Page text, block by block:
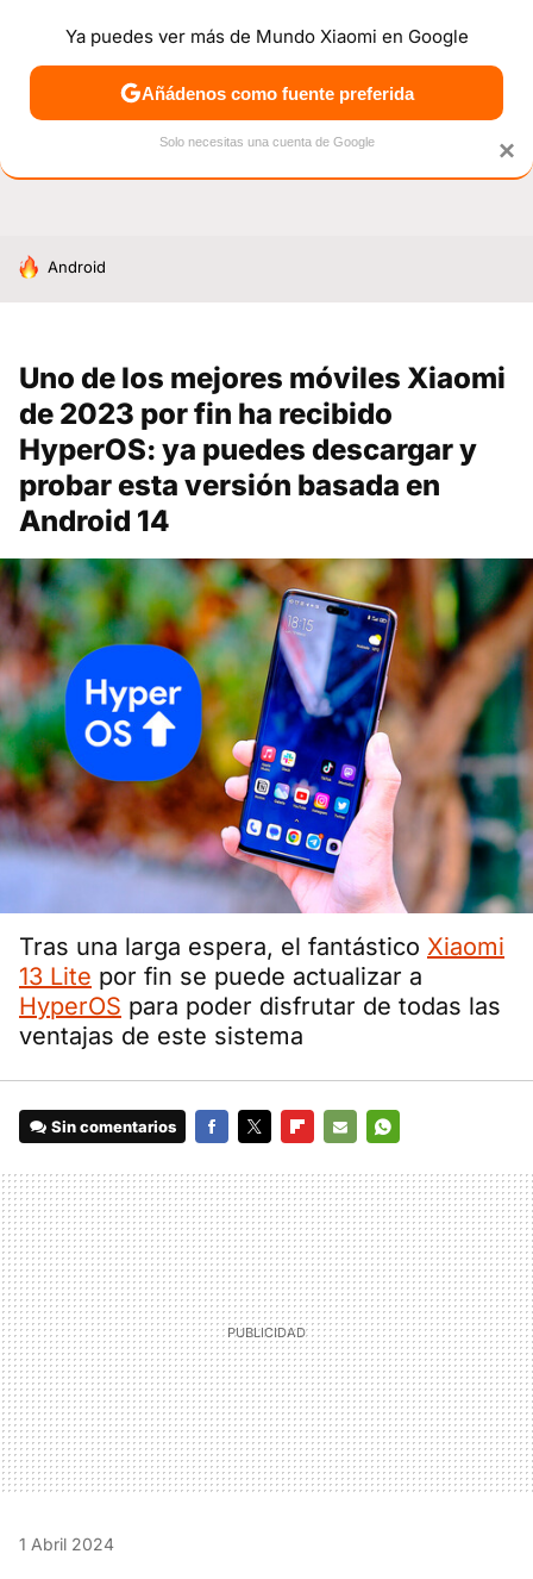
NOTICIAS MÓVILES TUTORIALES OFERTAS
HOY SE HABLA DE
Android
Uno de los mejores móviles Xiaomi
de 2023 por fin ha recibido
HyperOS: ya puedes descargar y
probar esta versión basada en
Android 14
Tras una larga espera, el fantástico Xiaomi
13 Lite por fin se puede actualizar a
HyperOS para poder disfrutar de todas las
ventajas de este sistema
Sin comentarios
MAIL
1 Abril 2024
×
Ya puedes ver más de Mundo Xiaomi en Google
Añádenos como fuente preferida
Solo necesitas una cuenta de Google